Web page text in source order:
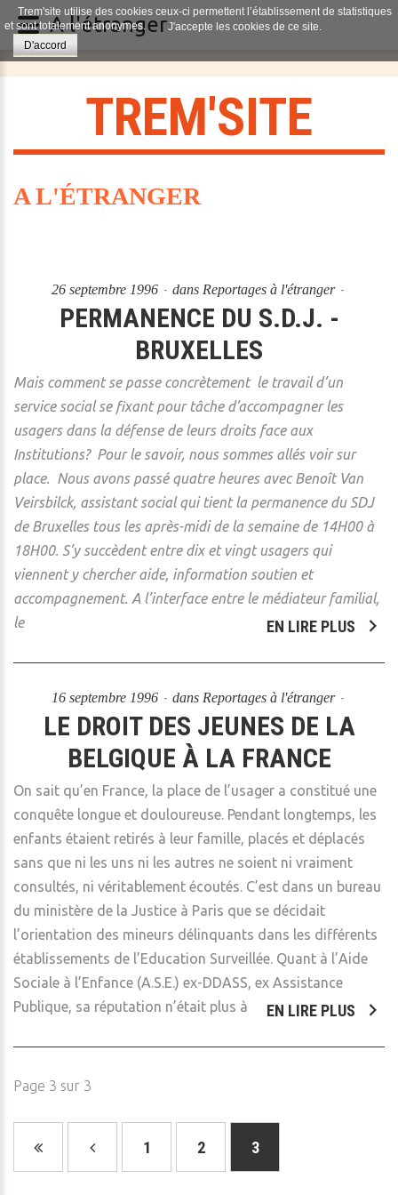
TREM'SITE
A L'ÉTRANGER
26 septembre 1996 dans Reportages à l'étranger
PERMANENCE DU S.D.J. -
BRUXELLES
Mais comment se passe concrètement le travail d’un
service social se fixant pour tâche d’accompagner les
usagers dans la défense de leurs droits face aux
Institutions? Pour le savoir, nous sommes allés voir sur
place. Nous avons passé quatre heures avec Benoît Van
Veirsbilck, assistant social qui tient la permanence du SDJ
de Bruxelles tous les après-midi de la semaine de 14H00 à
18H00. S’y succèdent entre dix et vingt usagers qui
viennent y chercher aide, information soutien et
accompagnement. A l’interface entre le médiateur familial,
le
EN LIRE PLUS
16 septembre 1996 dans Reportages à l'étranger
LE DROIT DES JEUNES DE LA
BELGIQUE À LA FRANCE
On sait qu’en France, la place de l’usager a constitué une
conquête longue et douloureuse. Pendant longtemps, les
enfants étaient retirés à leur famille, placés et déplacés
sans que ni les uns ni les autres ne soient ni vraiment
consultés, ni véritablement écoutés. C’est dans un bureau
du ministère de la Justice à Paris que se décidait
l’orientation des mineurs délinquants dans les différents
établissements de l’Education Surveillée. Quant à l’Aide
Sociale à l’Enfance (A.S.E.) ex-DDASS, ex Assistance
Publique, sa réputation n’était plus à
EN LIRE PLUS
Page 3 sur 3
1 2 3
Trem'site utilise des cookies ceux-ci permettent l’établissement de statistiques
et sont totalement anonymes.
J'accepte les cookies de ce site.
D'accord
A l'étranger